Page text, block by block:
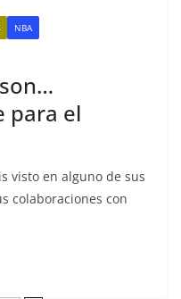
NBA
para el
visto en alguno de sus
colaboraciones con